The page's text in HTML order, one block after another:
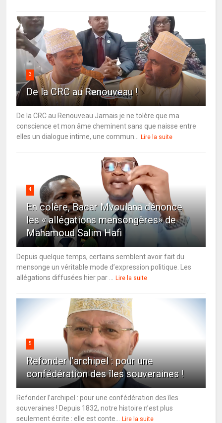
3
De la CRC au Renouveau !
De la CRC au Renouveau Jamais je ne tolère que ma
conscience et mon âme cheminent sans que naisse entre
elles un dialogue intime, une commun...
Lire la suite
4
En colère, Bacar Mvoulana dénonce
les « allégations mensongères» de
Mahamoud Salim Hafi
Depuis quelque temps, certains semblent avoir fait du
mensonge un véritable mode d’expression politique. Les
allégations diffusées hier par ...
Lire la suite
5
Refonder l’archipel : pour une
confédération des îles souveraines !
Refonder l’archipel : pour une confédération des îles
souveraines ! Depuis 1832, notre histoire n’est plus
seulement écrite : elle est conte...
Lire la suite